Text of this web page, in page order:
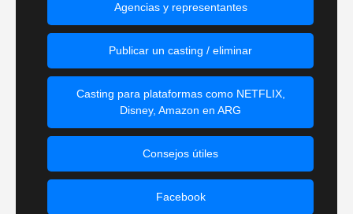
Agencias y representantes
Publicar un casting / eliminar
Casting para plataformas como NETFLIX,
Disney, Amazon en ARG
Consejos útiles
Facebook